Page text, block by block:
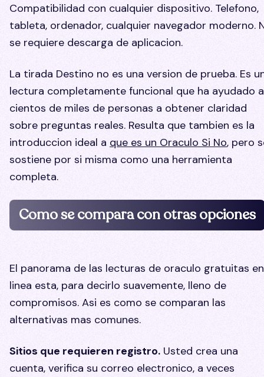
Compatibilidad con cualquier dispositivo. Telefono,
tableta, ordenador, cualquier navegador moderno.
se requiere descarga de aplicacion.
La tirada Destino no es una version de prueba. Es
lectura completamente funcional que ha ayudado a
cientos de miles de personas a obtener claridad
sobre preguntas reales. Resulta que tambien es la
introduccion ideal a que es un Oraculo Si No, pero
sostiene por si misma como una herramienta
completa.
Como se compara con otras opciones
El panorama de las lecturas de oraculo gratuitas en
linea esta, para decirlo suavemente, lleno de
compromisos. Asi es como se comparan las
alternativas mas comunes.
Sitios que requieren registro. Usted crea una
cuenta, verifica su correo electronico, a veces